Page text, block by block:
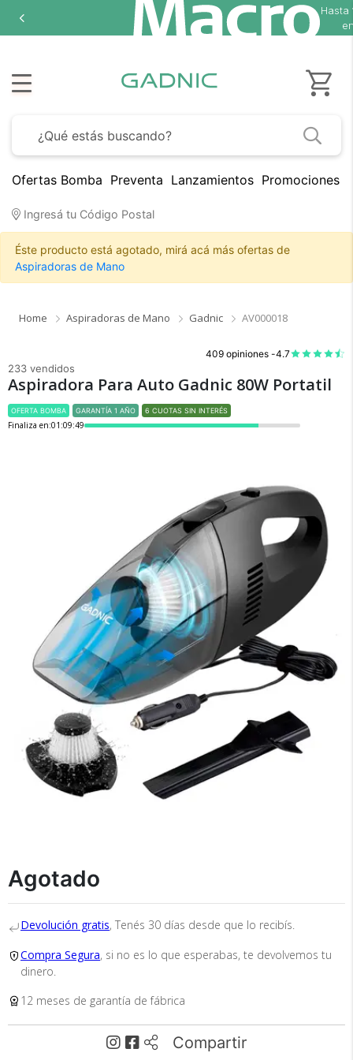
Hasta
Ofertas Bomba Preventa Lanzamientos Promociones
Ingresá tu Código Postal
Éste producto está agotado, mirá acá más ofertas de
Aspiradoras de Mano
Home Aspiradoras de Mano Gadnic AV000018
409 opiniones -4.7
233 vendidos
Aspiradora Para Auto Gadnic 80W Portatil
OFERTA BOMBA GARANTÍA 1 AÑO 6 CUOTAS SIN INTERÉS
Finaliza en:01:09:49
Agotado
Devolución gratis, Tenés 30 días desde que lo recibís.
Compra Segura, si no es lo que esperabas, te devolvemos tu
dinero.
12 meses de garantía de fábrica
Compartir
Medios de Pago ×
te devolvemos tu dinero.
que esperabas o te devolvemos el 100% de tu